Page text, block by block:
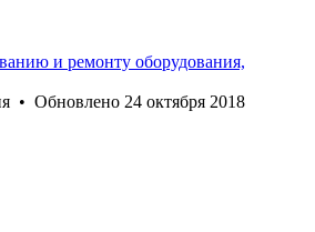
и ремонту оборудования,
• Обновлено 24 октября 2018